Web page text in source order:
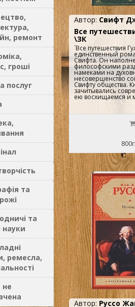
ремонт
гроші
послуг
та
та
науки
ремесла,
не
Автор: Свифт
Все
\ЗК
`Все путешествия
единственный
Свифта. Он
философскими
намеками на
несовершенство
Свифту общества.
зачитывались
ею восхищаемся и
Автор: Руссо